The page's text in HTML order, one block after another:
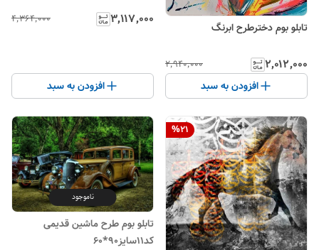
تابلو بوم دخترطرح ابرنگ
۲٬۰۱۲٬۰۰۰ ۲٬۹۴۰٬۰۰۰
افزودن به سبد
۳٬۱۱۷٬۰۰۰ ۴٬۳۶۴٬۰۰۰
افزودن به سبد
%21
ناموجود
تابلو بوم طرح ماشین قدیمی
کد11سایز90*60